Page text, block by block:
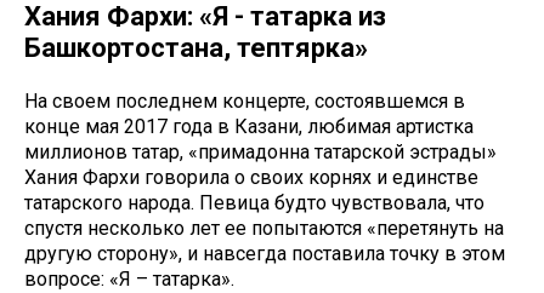
Хания Фархи: «Я - татарка из
Башкортостана, тептярка»
На своем последнем концерте, состоявшемся в
конце мая 2017 года в Казани, любимая артистка
миллионов татар, «примадонна татарской эстрады»
Хания Фархи говорила о своих корнях и единстве
татарского народа. Певица будто чувствовала, что
спустя несколько лет ее попытаются «перетянуть на
другую сторону», и навсегда поставила точку в этом
вопросе: «Я – татарка».